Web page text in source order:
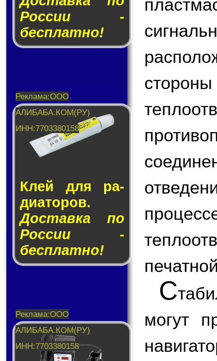
России -
бесплатно!
Клей для ра­
ди­а­то­ров.
Доставка по
России -
бесплатно!
С
могут